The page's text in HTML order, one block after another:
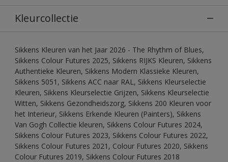
Kleurcollectie
Sikkens Kleuren van het Jaar 2026 - The Rhythm of Blues,
Sikkens Colour Futures 2025, Sikkens RIJKS Kleuren, Sikkens
Authentieke Kleuren, Sikkens Modern Klassieke Kleuren,
Sikkens 5051, Sikkens ACC naar RAL, Sikkens Kleurselectie
Kleuren, Sikkens Kleurselectie Grijzen, Sikkens Kleurselectie
Witten, Sikkens Gezondheidszorg, Sikkens 200 Kleuren voor
het Interieur, Sikkens Erkende Kleuren (Painters), Sikkens
Van Gogh Collectie kleuren, Sikkens Colour Futures 2024,
Sikkens Colour Futures 2023, Sikkens Colour Futures 2022,
Sikkens Colour Futures 2021, Colour Futures 2020, Sikkens
Colour Futures 2019, Sikkens Colour Futures 2018